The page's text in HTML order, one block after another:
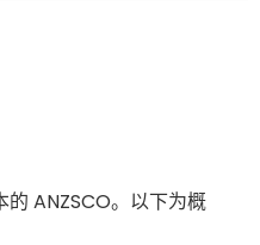
ANZSCO。以下为概